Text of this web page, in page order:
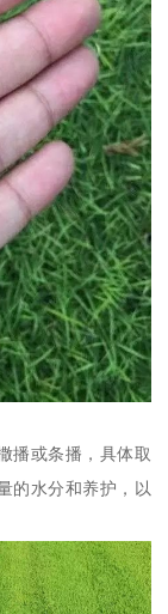
播或条播，具体取
的水分和养护，以